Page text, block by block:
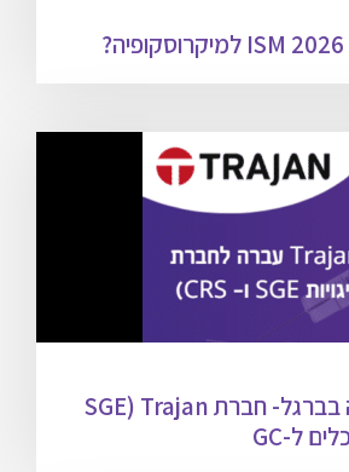
נציגות חדשה בברגל- חברת Trajan (SGE